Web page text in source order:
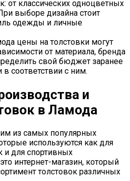
от классических одноцветных
выборе дизайна стоит
одежды и личные
цены на толстовки могут
от материала, бренда
свой бюджет заранее
соответствии с ним.
и
в Ламода
из самых популярных
используются как для
и для спортивных
интернет-магазин, который
толстовок различных